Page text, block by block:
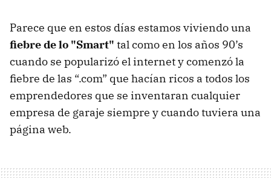
Parece que en estos días estamos viviendo una
fiebre de lo "Smart" tal como en los años 90’s
cuando se popularizó el internet y comenzó la
fiebre de las “.com” que hacían ricos a todos los
emprendedores que se inventaran cualquier
empresa de garaje siempre y cuando tuviera una
página web.